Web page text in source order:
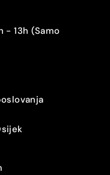
- 13h (Samo